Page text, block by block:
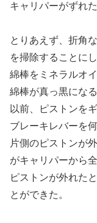
キャリパーがずれ
とりあえず、折角
を掃除することにし
綿棒をミネラルオ
綿棒が真っ黒になる
以前、ピストンを
ブレーキレバーを
片側のピストンが
がキャリパーから
ピストンが外れた
とができた。